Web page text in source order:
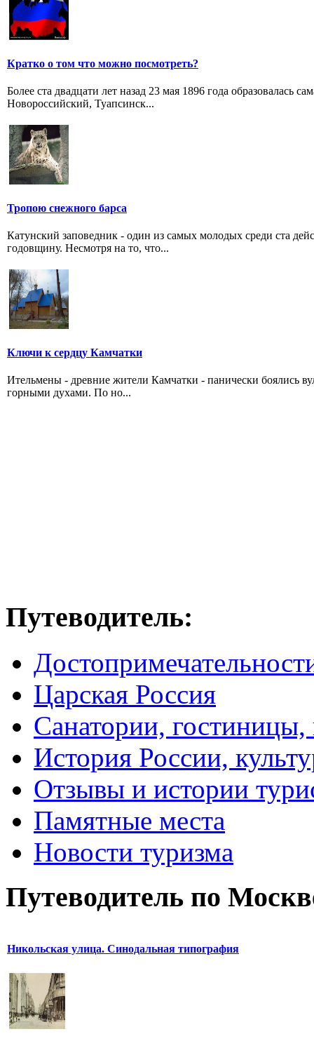
Кратко о том что можно посмотреть?
Более ста двадцати лет назад 23 мая 1896 года образовалась
Новороссийский, Туапсинск...
Тропою снежного барса
Катунский заповедник - один из самых молодых среди ста
годовщину. Несмотря на то, что...
Ключи к сердцу Камчатки
Ительмены - древние жители Камчатки - панически боялись
горными духами. По но...
Путеводитель:
Царская Россия
Санатории, гостиницы,
История России,
Отзывы и истории
Памятные места
Новости туризма
Путеводитель по
Никольская улица. Синодальная типография